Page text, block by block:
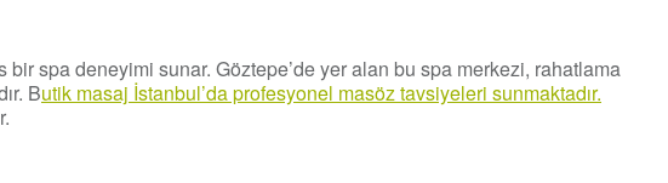
bir spa deneyimi sunar. Göztepe’de yer alan bu spa merkezi, rahatlama
Butik masaj İstanbul’da profesyonel masöz tavsiyeleri sunmaktadır.